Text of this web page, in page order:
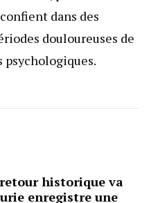
dans des
douloureuses de
historique va
enregistre une